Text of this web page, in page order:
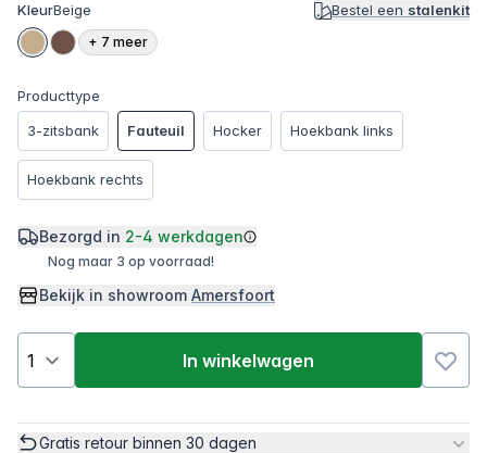
KleurBeige Bestel een stalenkit
+ 7 meer
Producttype
3-zitsbank
Fauteuil Hocker Hoekbank links
Hoekbank rechts
Bezorgd in 2-4 werkdagen
Nog maar 3 op voorraad!
Bekijk in showroom Amersfoort
In winkelwagen
Gratis retour binnen 30 dagen